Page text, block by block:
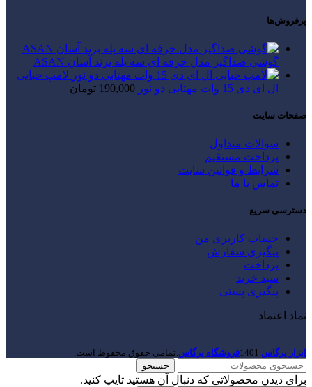
پرفروش‌ها
گوشی صداگیر مدل حرفه ای سه پله برند آسان ASAN
لامپ حبابی
ال ای دی 15 وات مهتابی دو نور
190,000 تومان
صفحات سایت
سوالات متداول
پرداخت مستقیم
شرایط و قوانین سایت
تماس با ما
دسترسی سریع
حساب کاربری من
پیگیری سفارش
پرداخت
سبد خرید
پیگیری پستی
نماد اعتماد
ابزار پرگاس 1401فروشگاه پرگاس.تمامی حقوق محفوظ است.
جستجو
برای دیدن محصولاتی که دنبال آن هستید تایپ کنید.